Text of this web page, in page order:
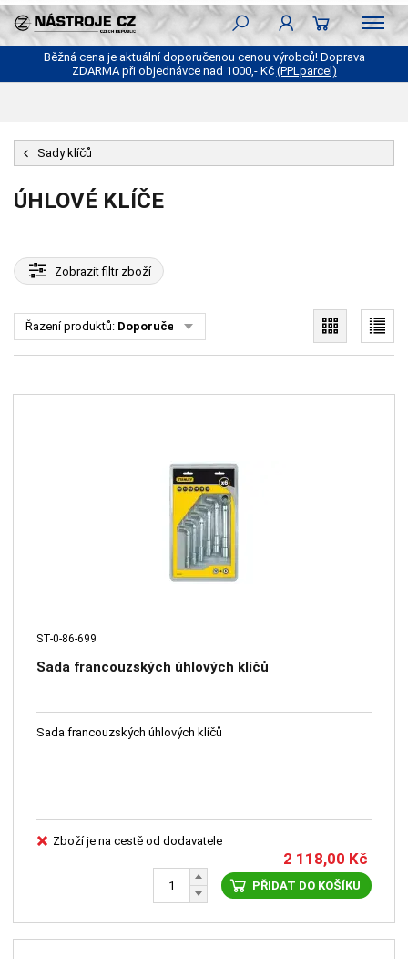
Běžná cena je aktuální doporučenou cenou výrobců! Doprava
ZDARMA při objednávce nad 1000,- Kč (PPLparcel)
Sady klíčů
ÚHLOVÉ KLÍČE
Zobrazitfiltr zboží
Řazení produktů: Doporučené
ST-0-86-699
Sada francouzských úhlových klíčů
Sada francouzských úhlových klíčů
Zboží je na cestě od dodavatele
2 118,00 Kč
PŘIDAT DO KOŠÍKU